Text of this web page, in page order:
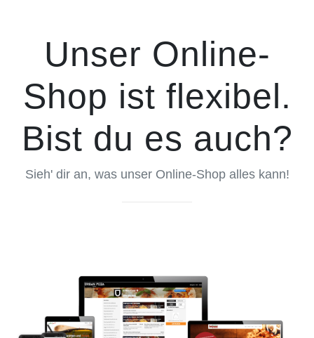
Unser Online-
Shop ist flexibel.
Bist du es auch?
Sieh' dir an, was unser Online-Shop alles kann!